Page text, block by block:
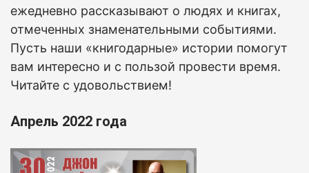
ежедневно рассказывают о людях и книгах,
отмеченных знаменательными событиями.
Пусть наши «книгодарные» истории помогут
вам интересно и с пользой провести время.
Читайте с удовольствием!
Апрель 2022 года